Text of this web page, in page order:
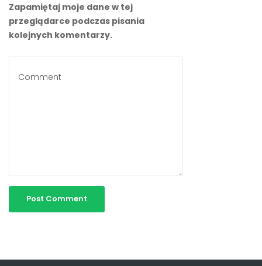
Zapamiętaj moje dane w tej
przeglądarce podczas pisania
kolejnych komentarzy.